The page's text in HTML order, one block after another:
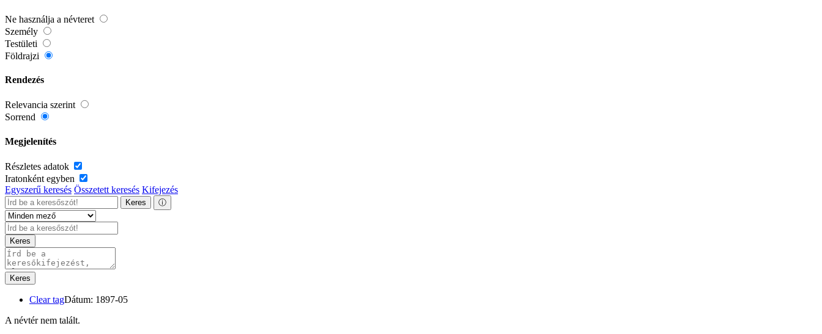
Ne használja a névteret
Személy
Testületi
Földrajzi
Rendezés
Relevancia szerint
Sorrend
Megjelenítés
Részletes adatok
Iratonként egyben
Egyszerű keresés Összetett keresés Kifejezés
Keres ⓘ
Keres
Keres
Clear tagDátum: 1897-05
A névtér nem talált.